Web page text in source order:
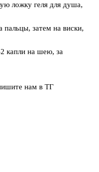
ложку геля для душа,
затем на виски,
капли на шею, за
нам в ТГ